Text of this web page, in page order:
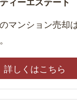
マンション売却
詳しくはこちら